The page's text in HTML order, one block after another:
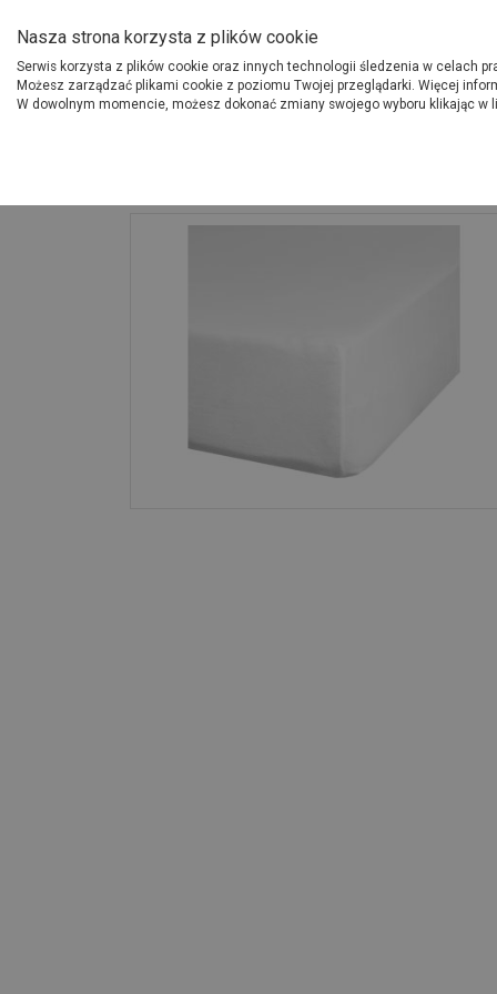
Produkty
O Grupie PSB
Prześcieradło z gumką Nova 3, 100x200
Nasza strona korzysta z plików cookie
Serwis korzysta z plików cookie oraz innych technologii śledzenia w celach
Możesz zarządzać plikami cookie z poziomu Twojej przeglądarki. Więcej
W dowolnym momencie, możesz dokonać zmiany swojego wyboru klikając w